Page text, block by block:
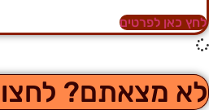
כאן לפרטים
מצאתם? לחצו